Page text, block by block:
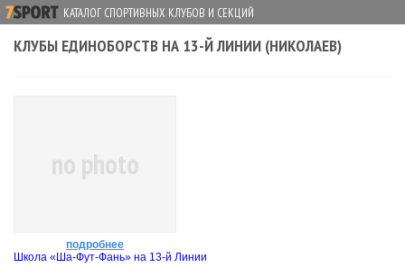
КАТАЛОГ СПОРТИВНЫХ КЛУБОВ И СЕКЦИЙ
КЛУБЫ ЕДИНОБОРСТВ НА 13-Й ЛИНИИ (НИКОЛАЕВ)
no photo
подробнее
Школа «Ша-Фут-Фань» на 13-й Линии